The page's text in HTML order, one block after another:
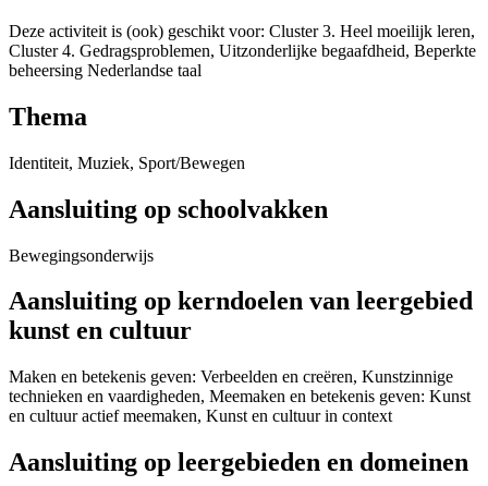
Deze activiteit is (ook) geschikt voor: Cluster 3. Heel moeilijk leren,
Cluster 4. Gedragsproblemen, Uitzonderlijke begaafdheid, Beperkte
beheersing Nederlandse taal
Thema
Identiteit, Muziek, Sport/Bewegen
Aansluiting op schoolvakken
Bewegingsonderwijs
Aansluiting op kerndoelen van leergebied
kunst en cultuur
Maken en betekenis geven: Verbeelden en creëren, Kunstzinnige
technieken en vaardigheden, Meemaken en betekenis geven: Kunst
en cultuur actief meemaken, Kunst en cultuur in context
Aansluiting op leergebieden en domeinen